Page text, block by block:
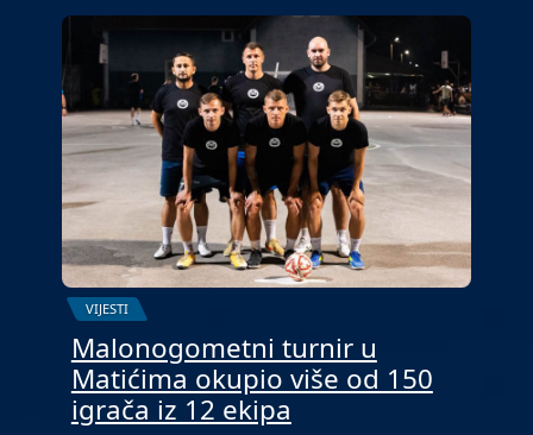
VIJESTI
Malonogometni turnir u
Matićima okupio više od 150
igrača iz 12 ekipa